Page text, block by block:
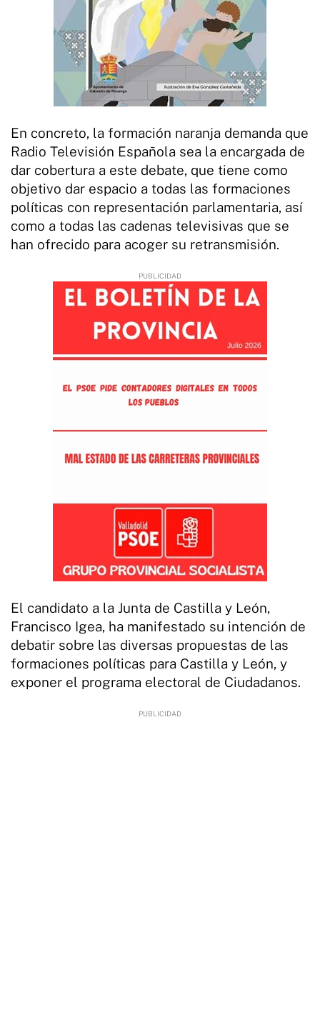
En concreto, la formación naranja demanda que
Radio Televisión Española sea la encargada de
dar cobertura a este debate, que tiene como
objetivo dar espacio a todas las formaciones
políticas con representación parlamentaria, así
como a todas las cadenas televisivas que se
han ofrecido para acoger su retransmisión.
El candidato a la Junta de Castilla y León,
Francisco Igea, ha manifestado su intención de
debatir sobre las diversas propuestas de las
formaciones políticas para Castilla y León, y
exponer el programa electoral de Ciudadanos.